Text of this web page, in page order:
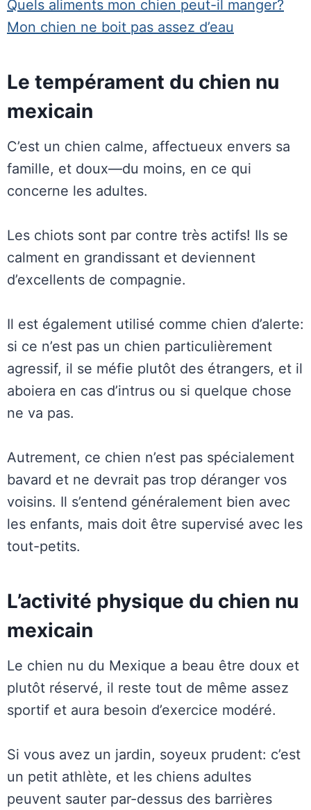
Quels aliments mon chien peut-il manger?
Mon chien ne boit pas assez d’eau
Le tempérament du chien nu
mexicain
C’est un chien calme, affectueux envers sa
famille, et doux—du moins, en ce qui
concerne les adultes.
Les chiots sont par contre très actifs! Ils se
calment en grandissant et deviennent
d’excellents de compagnie.
Il est également utilisé comme chien d’alerte:
si ce n’est pas un chien particulièrement
agressif, il se méfie plutôt des étrangers, et il
aboiera en cas d’intrus ou si quelque chose
ne va pas.
Autrement, ce chien n’est pas spécialement
bavard et ne devrait pas trop déranger vos
voisins. Il s’entend généralement bien avec
les enfants, mais doit être supervisé avec les
tout-petits.
L’activité physique du chien nu
mexicain
Le chien nu du Mexique a beau être doux et
plutôt réservé, il reste tout de même assez
sportif et aura besoin d’exercice modéré.
Si vous avez un jardin, soyeux prudent: c’est
un petit athlète, et les chiens adultes
peuvent sauter par-dessus des barrières